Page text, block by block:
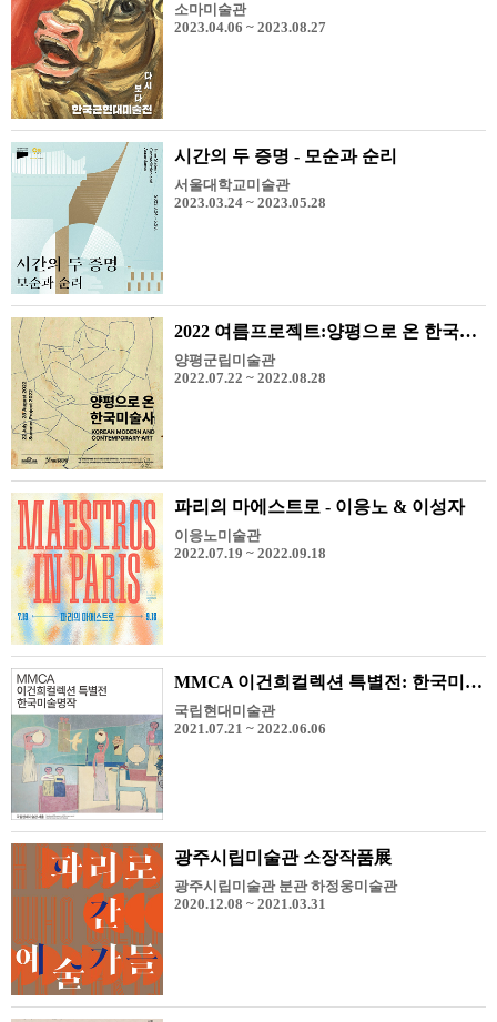
소마미술관
2023.04.06 ~ 2023.08.27
시간의 두 증명 - 모순과 순리
서울대학교미술관
2023.03.24 ~ 2023.05.28
2022 여름프로젝트:양평으로 온 한국미술사
양평군립미술관
2022.07.22 ~ 2022.08.28
파리의 마에스트로 - 이응노 & 이성자
이응노미술관
2022.07.19 ~ 2022.09.18
MMCA 이건희컬렉션 특별전: 한국미술명작
국립현대미술관
2021.07.21 ~ 2022.06.06
광주시립미술관 소장작품展
광주시립미술관 분관 하정웅미술관
2020.12.08 ~ 2021.03.31